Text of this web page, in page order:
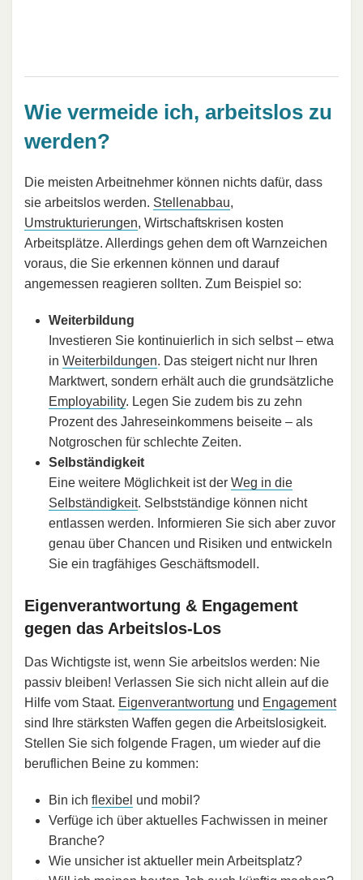
Wie vermeide ich, arbeitslos zu
werden?
Die meisten Arbeitnehmer können nichts dafür, dass
sie arbeitslos werden. Stellenabbau,
Umstrukturierungen, Wirtschaftskrisen kosten
Arbeitsplätze. Allerdings gehen dem oft Warnzeichen
voraus, die Sie erkennen können und darauf
angemessen reagieren sollten. Zum Beispiel so:
Weiterbildung
Investieren Sie kontinuierlich in sich selbst – etwa
in Weiterbildungen. Das steigert nicht nur Ihren
Marktwert, sondern erhält auch die grundsätzliche
Employability. Legen Sie zudem bis zu zehn
Prozent des Jahreseinkommens beiseite – als
Notgroschen für schlechte Zeiten.
Selbständigkeit
Eine weitere Möglichkeit ist der Weg in die
Selbständigkeit. Selbstständige können nicht
entlassen werden. Informieren Sie sich aber zuvor
genau über Chancen und Risiken und entwickeln
Sie ein tragfähiges Geschäftsmodell.
Eigenverantwortung & Engagement
gegen das Arbeitslos-Los
Das Wichtigste ist, wenn Sie arbeitslos werden: Nie
passiv bleiben! Verlassen Sie sich nicht allein auf die
Hilfe vom Staat. Eigenverantwortung und Engagement
sind Ihre stärksten Waffen gegen die Arbeitslosigkeit.
Stellen Sie sich folgende Fragen, um wieder auf die
beruflichen Beine zu kommen:
Bin ich flexibel und mobil?
Verfüge ich über aktuelles Fachwissen in meiner
Branche?
Wie unsicher ist aktueller mein Arbeitsplatz?